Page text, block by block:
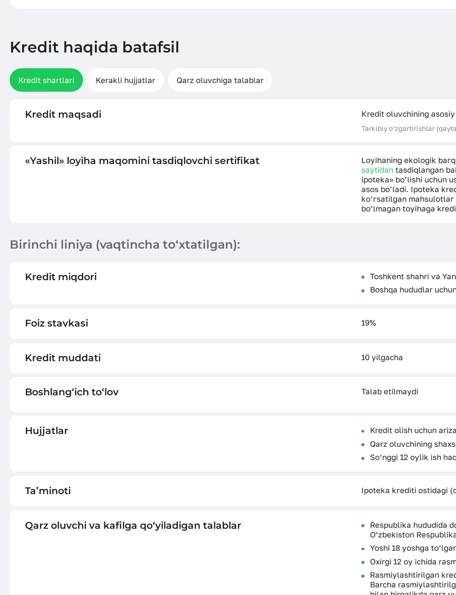
Kredit haqida batafsil
Kredit shartlari Kerakli hujjatlar Qarz oluvchiga talablar
Kredit maqsadi Кrеdit oluvchining
Tarkibiy o‘zgartirishlar
«Yashil» loyiha maqomini tasdiqlovchi sertifikat
Loyihaning ekologik
saytidantasdiqlangan
ipoteka» bo’lishi uchun
asos bo’ladi. Ipoteka
ko’гsatilgan
bo’lmagan toyihaga
Birinchi liniya (vaqtincha to‘xtatilgan):
Kredit miqdori
Toshkent shahri va
Boshqa hududlar
Foiz stavkasi 19%
Kredit muddati 10 yilgacha
Boshlang‘ich to‘lov Talab etilmaydi
Hujjatlar
Kredit olish uchun
Qarz oluvchining
So‘nggi 12 oylik ish
Ta’minoti Ipoteka kгediti ostidagi
Qarz oluvchi va kafilga qo‘yiladigan talablar
Respublika hududida
O‘zbekiston
Yoshi 18 yoshga
Oxirgi 12 oy ichida
Rasmiylashtirilgan
Barcha